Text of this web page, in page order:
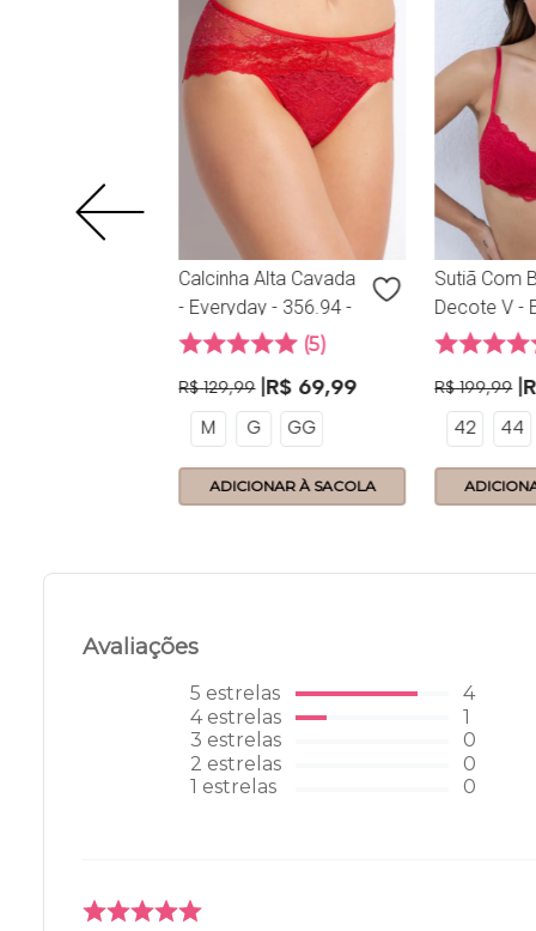
Calcinha Alta Cavada
- Everyday - 356.94 -
Scarlet
5
R$ 129,99 R$ 69,99
M G GG
ADICIONAR À SACOLA
Sutiã Com
Decote V -
- 356.18 -
R$ 199,99
42 44
Avaliações
5 estrelas
4estrelas
3 estrelas
2 estrelas
1 estrelas
4
1
0
0
0